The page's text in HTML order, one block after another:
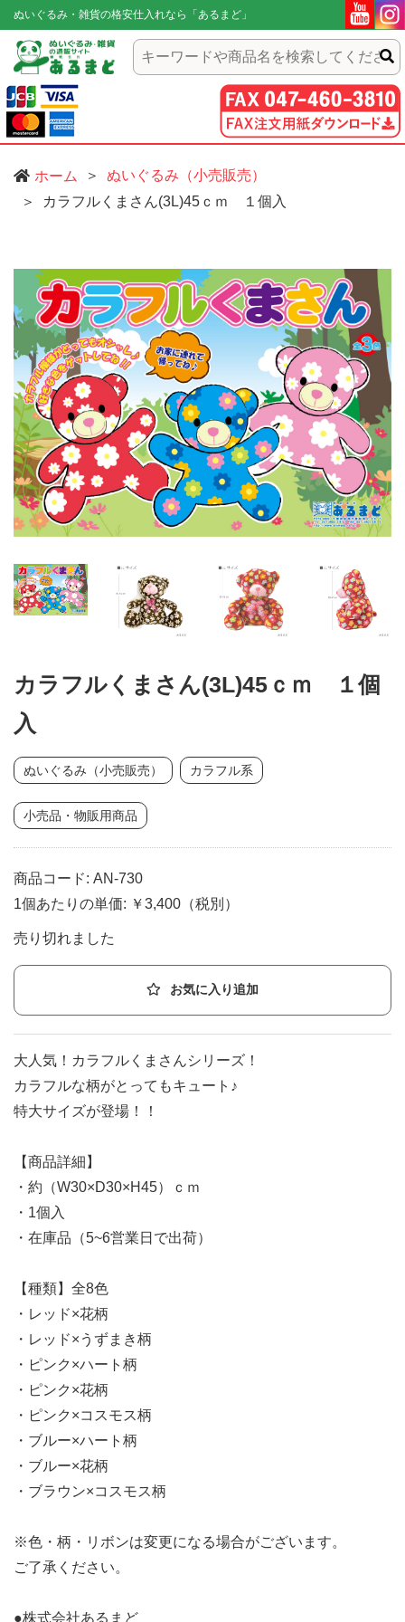
ぬいぐるみ・雑貨の格安仕入れなら「あるまど」
ホーム
ぬいぐるみ（小売販売）
カラフルくまさん(3L)45ｃｍ １個入
カラフルくまさん(3L)45ｃｍ １個
入
ぬいぐるみ（小売販売） カラフル系
小売品・物販用商品
商品コード: AN-730
1個あたりの単価: ￥3,400（税別）
売り切れました
お気に入り追加
大人気！カラフルくまさんシリーズ！
カラフルな柄がとってもキュート♪
特大サイズが登場！！
【商品詳細】
・約（W30×D30×H45）ｃｍ
・1個入
・在庫品（5~6営業日で出荷）
【種類】全8色
・レッド×花柄
・レッド×うずまき柄
・ピンク×ハート柄
・ピンク×花柄
・ピンク×コスモス柄
・ブルー×ハート柄
・ブルー×花柄
・ブラウン×コスモス柄
※色・柄・リボンは変更になる場合がございます。
ご了承ください。
●株式会社あるまど